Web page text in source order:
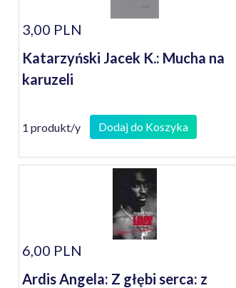
3,00 PLN
Katarzyński Jacek K.: Mucha na
karuzeli
1 produkt/y Dodaj do Koszyka
6,00 PLN
Ardis Angela: Z głębi serca: z